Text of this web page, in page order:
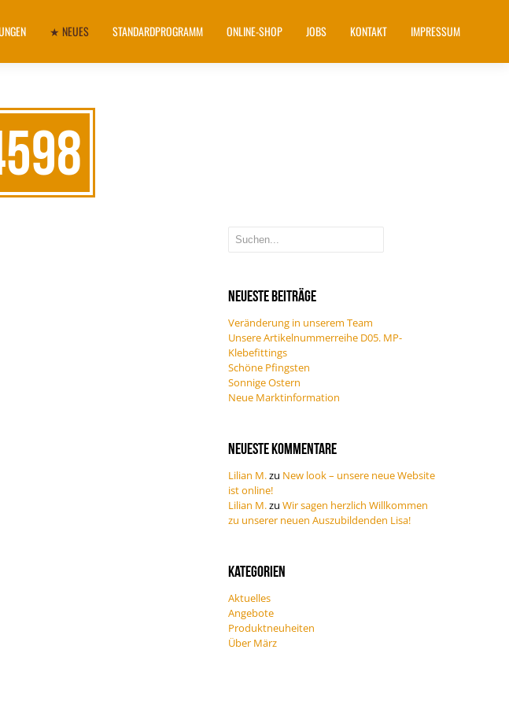
★ NEUES STANDARDPROGRAMM ONLINE-SHOP JOBS KONTAKT IMPRESSUM
Neueste Beiträge
Veränderung in unserem Team
Unsere Artikelnummerreihe D05. MP-
Klebefittings
Schöne Pfingsten
Sonnige Ostern
Neue Marktinformation
Neueste Kommentare
Lilian M.zu New look – unsere neue Website
ist online!
Lilian M.zu Wir sagen herzlich Willkommen
zu unserer neuen Auszubildenden Lisa!
Kategorien
Aktuelles
Angebote
Produktneuheiten
Über März